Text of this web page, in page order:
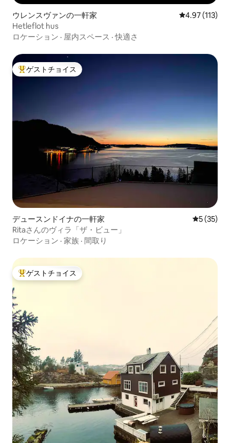
ウレンスヴァンの一軒家 レビュー113
4.97 (113)
Hetleflot hus
ロケーション · 屋内スペース ·快適さ
大好評のゲストチョイスです。
ゲストチョイス
デュースンドイナの一軒家 レビュー
5 (35)
Ritaさんのヴィラ「ザ・ビュー」
ロケーション · 家族 · 間取り
大好評のゲストチョイスです。
ゲストチョイス